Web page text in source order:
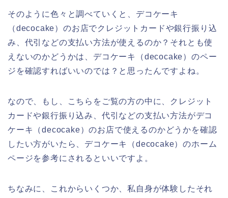
そのように色々と調べていくと、デコケーキ
（decocake）のお店でクレジットカードや銀行振り込
み、代引などの支払い方法が使えるのか？それとも使
えないのかどうかは、デコケーキ（decocake）のペー
ジを確認すればいいのでは？と思ったんですよね。
なので、もし、こちらをご覧の方の中に、クレジット
カードや銀行振り込み、代引などの支払い方法がデコ
ケーキ（decocake）のお店で使えるのかどうかを確認
したい方がいたら、デコケーキ（decocake）のホーム
ページを参考にされるといいですよ。
ちなみに、これからいくつか、私自身が体験したそれ